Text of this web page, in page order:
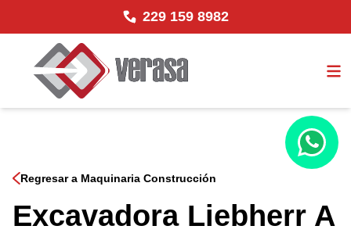
229 159 8982
Regresar a Maquinaria Construcción
Excavadora Liebherr A